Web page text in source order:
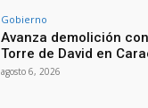
Gobierno
Avanza demolición
Torre de David en
agosto 6, 2026